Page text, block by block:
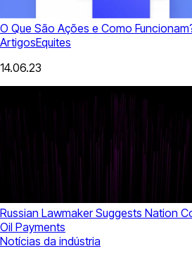
O Que São Ações e Como
ArtigosEquites
14.06.23
Russian Lawmaker Suggests Nation
Oil Payments
Notícias da indústria